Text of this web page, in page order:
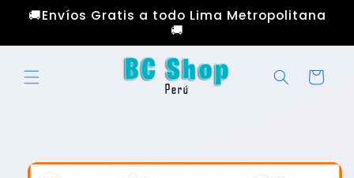
directamente
🚚Envíos Gratis a todo Lima Metropolitana
🚚
Carrito
directamente